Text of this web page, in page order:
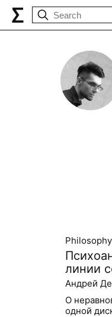
линии
Андрей
О
одной